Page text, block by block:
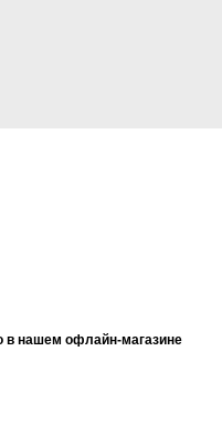
в нашем офлайн-магазине